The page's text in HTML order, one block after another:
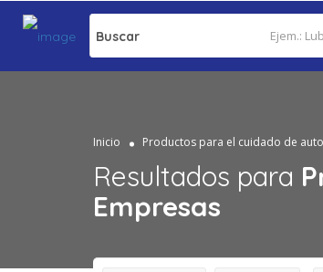
Buscar
Inicio Productos para el cuidado de
Resultados para
Empresas